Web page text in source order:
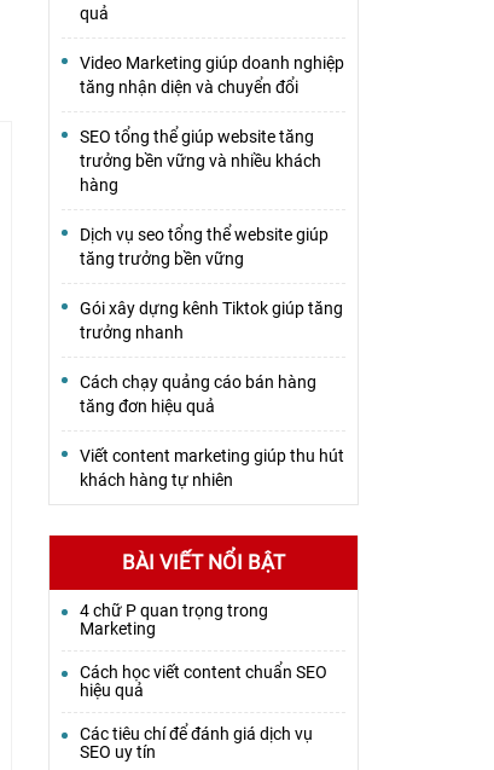
quả
Video Marketing giúp doanh nghiệp
tăng nhận diện và chuyển đổi
SEO tổng thể giúp website tăng
trưởng bền vững và nhiều khách
hàng
Dịch vụ seo tổng thể website giúp
tăng trưởng bền vững
Gói xây dựng kênh Tiktok giúp tăng
trưởng nhanh
Cách chạy quảng cáo bán hàng
tăng đơn hiệu quả
Viết content marketing giúp thu hút
khách hàng tự nhiên
BÀI VIẾT NỔI BẬT
4 chữ P quan trọng trong
Marketing
Cách học viết content chuẩn SEO
hiệu quả
Các tiêu chí để đánh giá dịch vụ
SEO uy tín